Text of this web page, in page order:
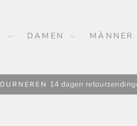
DAMEN MÄNNER
Pause
14 dagen